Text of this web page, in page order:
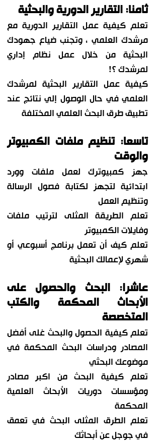
ثامنا: التقارير الدورية والبحثية
تعلم كيفية عمل التقارير الدورية مع
مرشدك العلمي ، وتجنب ضياع جهودك
البحثية من خلال عمل نظام إداري
لمرشدك ؟!
كيفية عمل التقارير البحثية لمرشدك
العلمي في حال الوصول إلي نتائج عند
تطبيق طرق البحث العلمي المختلفة
تاسعا: تنظيم ملفات الكمبيوتر
والوقت
جهز كمبيوترك لعمل ملفات وورد
ابتدائية لتجهز لكتابة فصول الرسالة
وتنظيم العمل
تعلم الطريقة المثلى لترتيب ملفات
وفايلات الكمبيوتر
تعلم كيف أن تعمل برنامج أسبوعي أو
شهري لإعمالك البحثية
عاشرا: البحث والحصول على
الأبحاث المحكمة والكتب
المتخصصة
تعلم كيفية الحصول والبحث غلى أفضل
المصادر ودراسات البحث المحكمة في
موضوعك البحثي
تعلم كيفية البحث من اكبر مصادر
ومؤسسات دوريات الأبحاث العلمية
المحكمة
تعلم الطرق المثلى البحث في تعمق
في جوجل عن أبحاثك